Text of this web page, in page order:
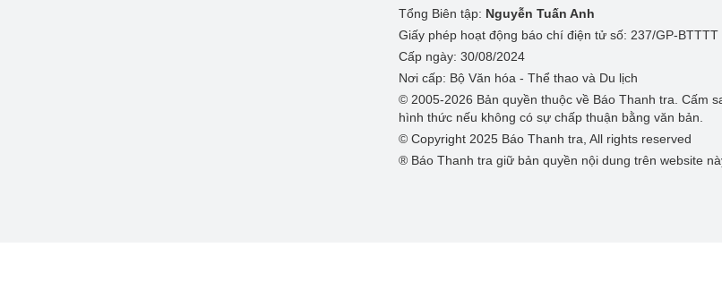
Tổng Biên tập: Nguyễn Tuấn Anh
Giấy phép hoạt động báo chí điện tử số: 237/GP-BTTTT
Cấp ngày: 30/08/2024
Nơi cấp: Bộ Văn hóa - Thể thao và Du lịch
© 2005-2026 Bản quyền thuộc về Báo Thanh tra. Cấm
hình thức nếu không có sự chấp thuận bằng văn bản.
© Copyright 2025 Báo Thanh tra, All rights reserved
® Báo Thanh tra giữ bản quyền nội dung trên website